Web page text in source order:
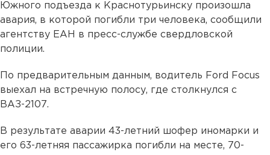
Южного подъезда к Краснотурьинску произошла
авария, в которой погибли три человека, сообщили
агентству ЕАН в пресс-службе свердловской
полиции.
По предварительным данным, водитель Ford Focus
выехал на встречную полосу, где столкнулся с
ВАЗ-2107.
В результате аварии 43-летний шофер иномарки и
его 63-летняя пассажирка погибли на месте, 70-